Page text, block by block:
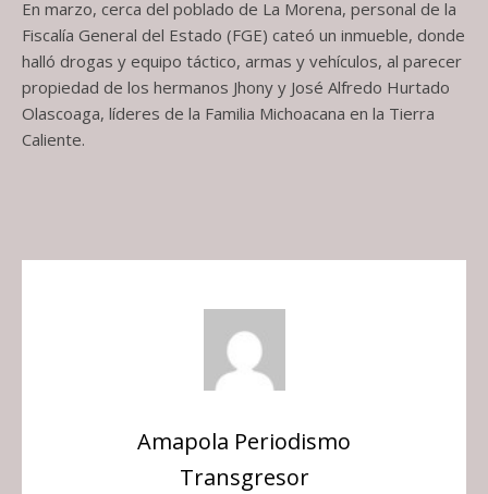
En marzo, cerca del poblado de La Morena, personal de la
Fiscalía General del Estado (FGE) cateó un inmueble, donde
halló drogas y equipo táctico, armas y vehículos, al parecer
propiedad de los hermanos Jhony y José Alfredo Hurtado
Olascoaga, líderes de la Familia Michoacana en la Tierra
Caliente.
Amapola Periodismo
Transgresor